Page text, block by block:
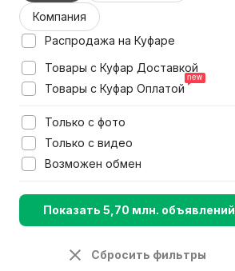
Компания
Распродажа на Куфаре
Товары с Куфар Доставкой
Товары с Куфар Оплатой
Только с фото
Только с видео
Возможен обмен
Показать 5,70 млн. объявлений
Сбросить фильтры